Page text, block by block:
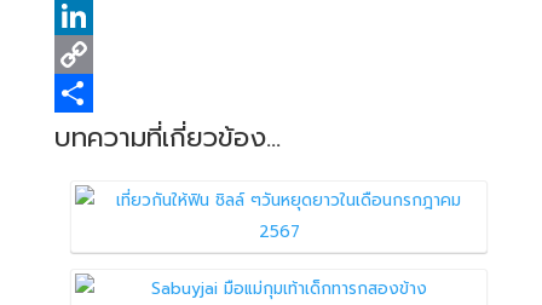
e
b
o
o
t
t
e
e
d
d
i
W
h
a
t
L
n
C
oSบทความที่เกี่ยวข้อง...